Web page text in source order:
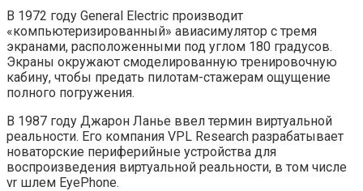
В 1972 году General Electric производит
«компьютеризированный» авиасимулятор с тремя
экранами, расположенными под углом 180 градусов.
Экраны окружают смоделированную тренировочную
кабину, чтобы предать пилотам-стажерам ощущение
полного погружения.
В 1987 году Джарон Ланье ввел термин виртуальной
реальности. Его компания VPL Research разрабатывает
новаторские периферийные устройства для
воспроизведения виртуальной реальности, в том числе
vr шлем EyePhone.